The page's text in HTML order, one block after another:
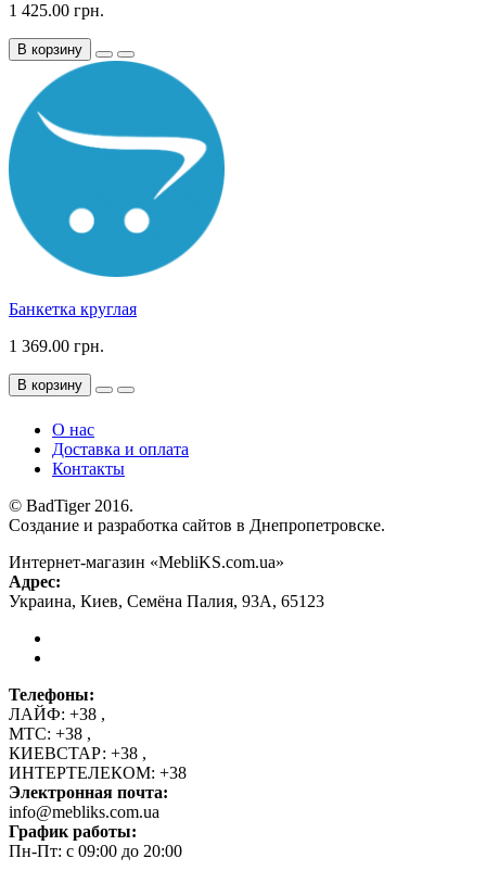
1 425.00 грн.
В корзину
Банкетка круглая
1 369.00 грн.
В корзину
О нас
Доставка и оплата
Контакты
© BadTiger 2016.
Создание и разработка сайтов в Днепропетровске.
Интернет-магазин «MebliKS.com.ua»
Адрес:
Украина, Киев, Семёна Палия, 93А, 65123
Телефоны:
ЛАЙФ: +38 ,
МТС: +38 ,
КИЕВСТАР: +38 ,
ИНТЕРТЕЛЕКОМ: +38
Электронная почта:
info@mebliks.com.ua
График работы:
Пн-Пт: с 09:00 до 20:00